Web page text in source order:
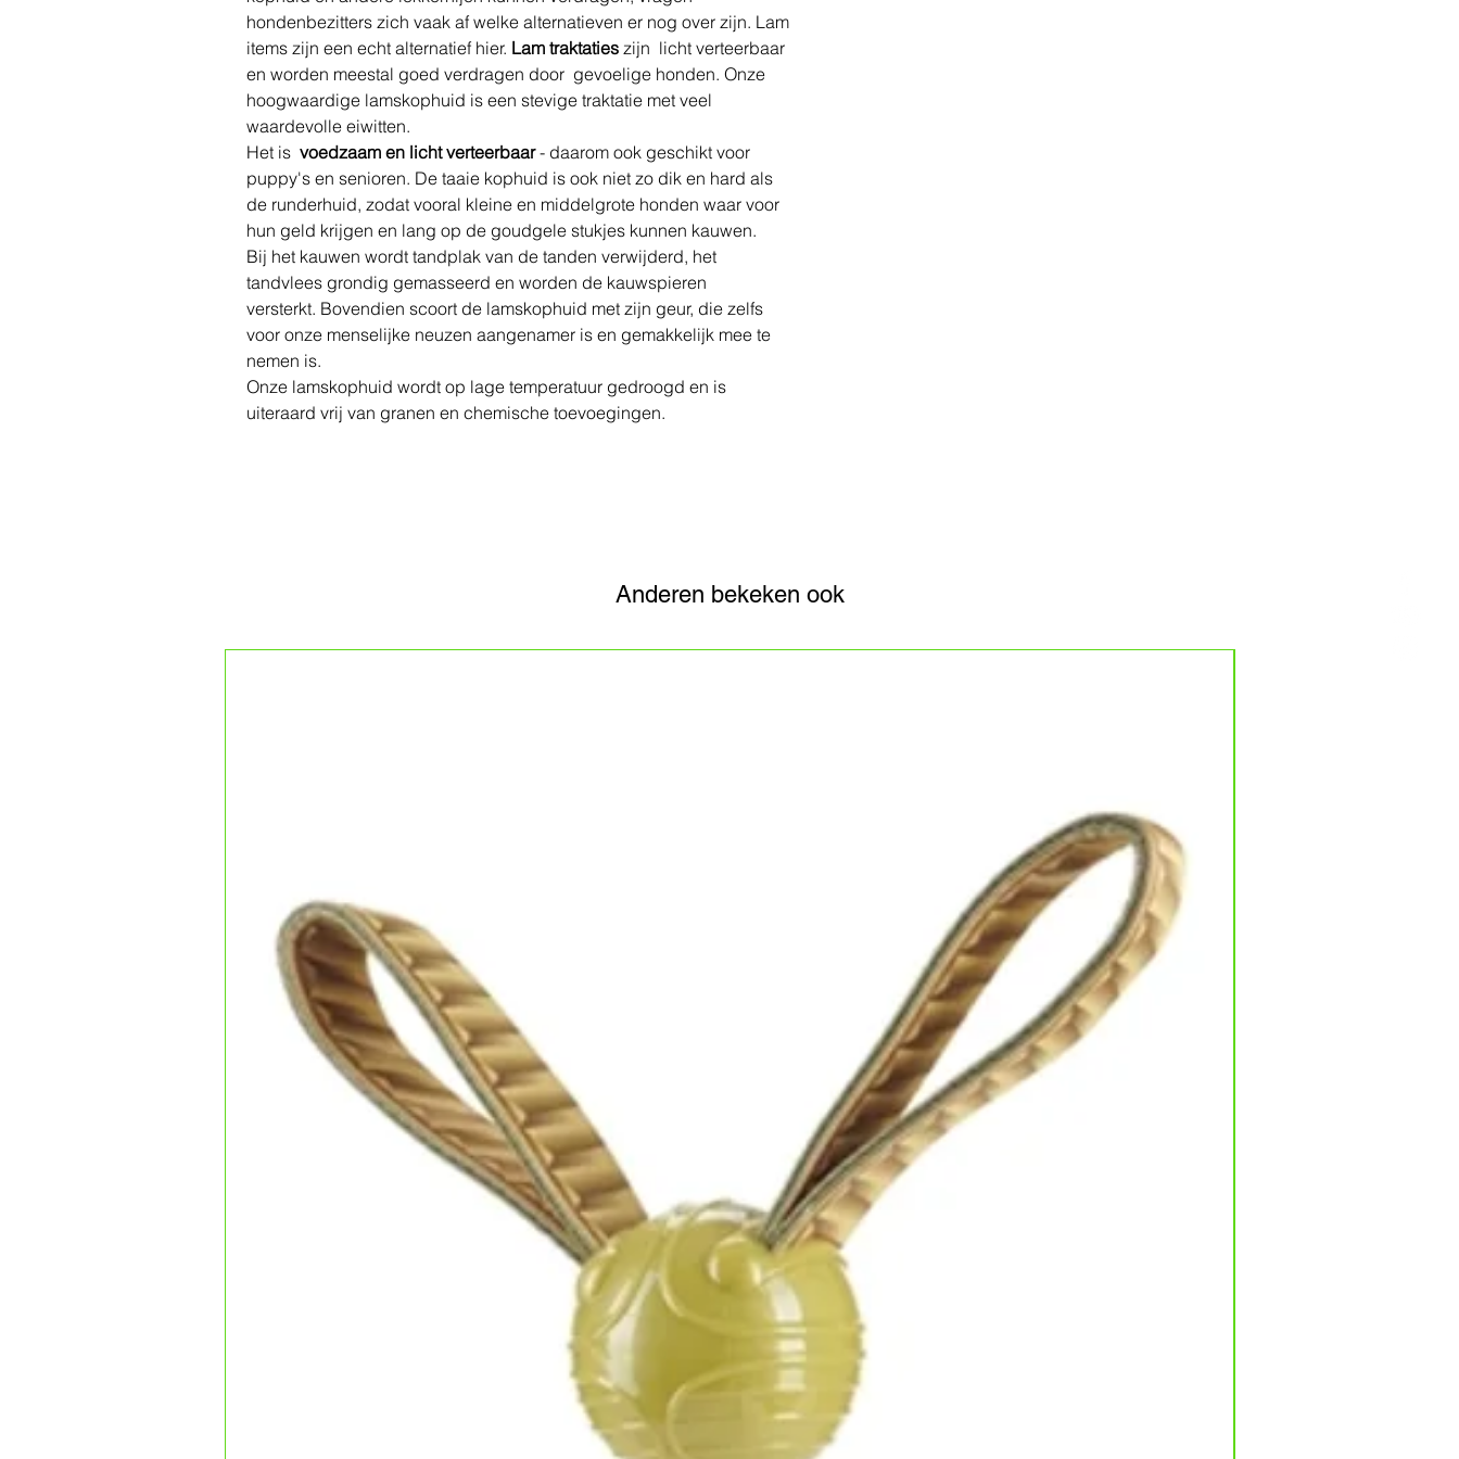
hondenbezitters zich vaak af welke alternatieven er nog over zijn. Lam
items zijn een echt alternatief hier. Lam traktaties zijn licht verteerbaar
en worden meestal goed verdragen door gevoelige honden. Onze
hoogwaardige lamskophuid is een stevige traktatie met veel
waardevolle eiwitten.
Het is voedzaam en licht verteerbaar- daarom ook geschikt voor
puppy's en senioren. De taaie kophuid is ook niet zo dik en hard als
de runderhuid, zodat vooral kleine en middelgrote honden waar voor
hun geld krijgen en lang op de goudgele stukjes kunnen kauwen.
Bij het kauwen wordt tandplak van de tanden verwijderd, het
tandvlees grondig gemasseerd en worden de kauwspieren
versterkt. Bovendien scoort de lamskophuid met zijn geur, die zelfs
voor onze menselijke neuzen aangenamer is en gemakkelijk mee te
nemen is.
Onze lamskophuid wordt op lage temperatuur gedroogd en is
uiteraard vrij van granen en chemische toevoegingen.
Anderen bekeken ook